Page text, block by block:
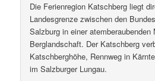
Die Ferienregion Katschberg liegt
Landesgrenze zwischen den
Salzburg in einer atemberaubenden
Berglandschaft. Der Katschberg
Katschberghöhe, Rennweg in
im Salzburger Lungau.